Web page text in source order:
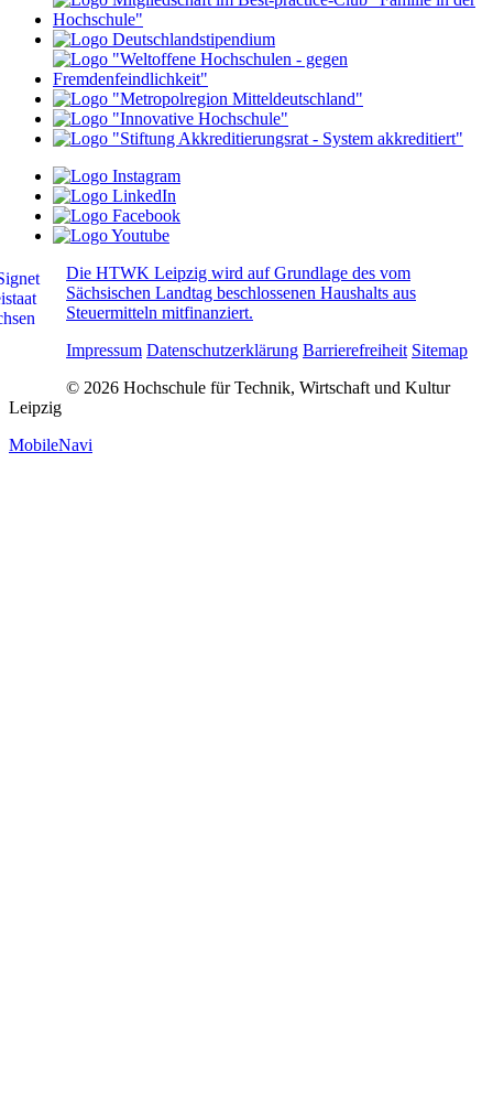
Die HTWK Leipzig wird auf Grundlage des vom
Sächsischen Landtag beschlossenen Haushalts aus
Steuermitteln mitfinanziert.
Impressum Datenschutzerklärung Barrierefreiheit Sitemap
© 2026 Hochschule für Technik, Wirtschaft und Kultur
Leipzig
MobileNavi